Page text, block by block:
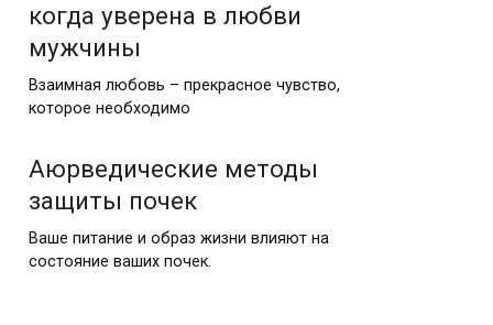
когда уверена в любви
мужчины
Взаимная любовь – прекрасное чувство,
которое необходимо
Аюрведические методы
защиты почек
Ваше питание и образ жизни влияют на
состояние ваших почек.